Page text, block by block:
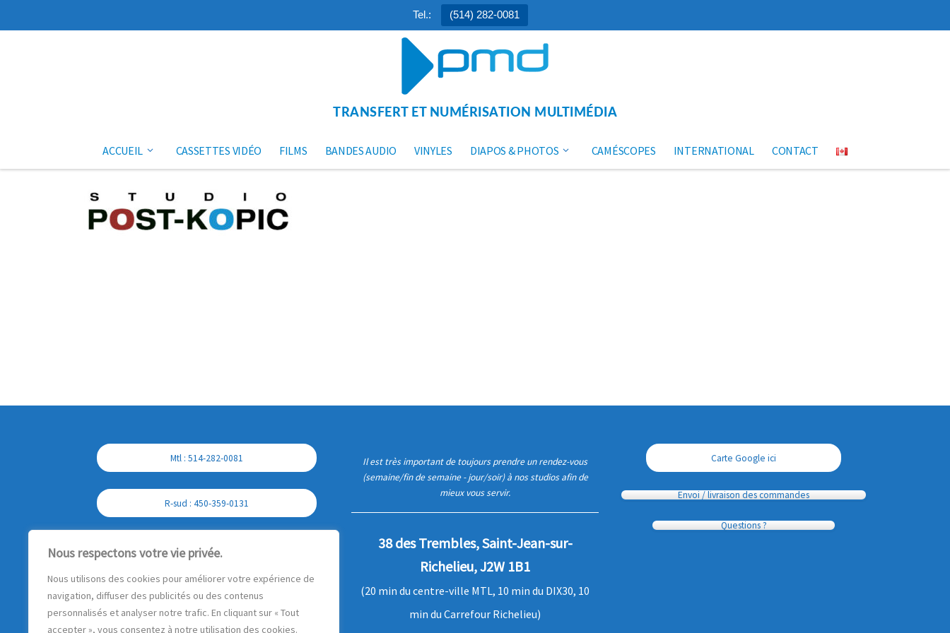
Tel.: (514) 282-0081
Nous respectons votre vie privée.
Nous utilisons des cookies pour améliorer votre expérience de
navigation, diffuser des publicités ou des contenus
personnalisés et analyser notre trafic. En cliquant sur « Tout
accepter », vous consentez à notre utilisation des cookies.
TRANSFERT ET NUMÉRISATION MULTIMÉDIA
ACCUEIL CASSETTES VIDÉO FILMS BANDES AUDIO VINYLES DIAPOS & PHOTOS CAMÉSCOPES INTERNATIONAL CONTACT
Mtl : 514-282-0081
R-sud : 450-359-0131
Cell : 450-357-7897
Il est très important de toujours prendre un rendez-vous
(semaine/fin de semaine - jour/soir) à nos studios afin de
mieux vous servir.
38 des Trembles, Saint-Jean-sur-
Richelieu, J2W 1B1
(20 min du centre-ville MTL, 10 min du DIX30, 10
min du Carrefour Richelieu)
Carte Google ici
Envoi / livraison des commandes
Questions ?